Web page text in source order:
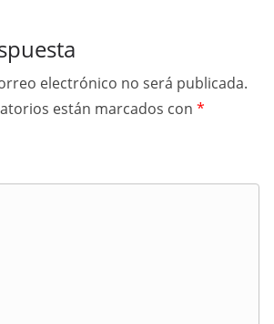
electrónico no será publicada.
están marcados con *